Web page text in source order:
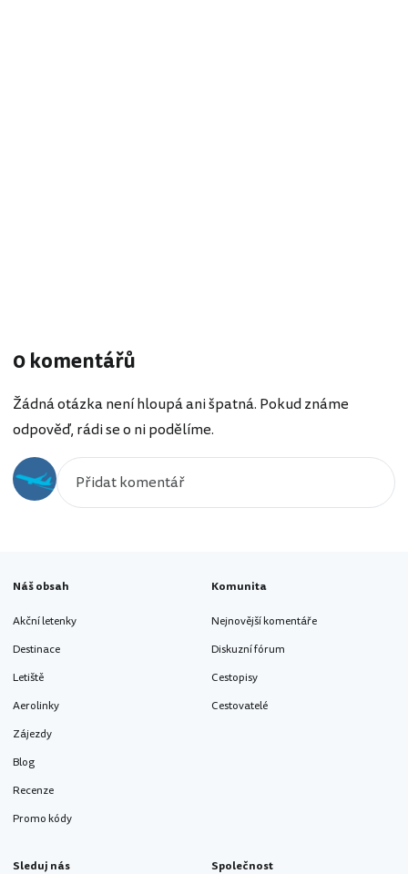
0 komentářů
Žádná otázka není hloupá ani špatná. Pokud známe
odpověď, rádi se o ni podělíme.
Náš obsah
Akční letenky
Destinace
Letiště
Aerolinky
Zájezdy
Blog
Recenze
Promo kódy
Komunita
Nejnovější komentáře
Diskuzní fórum
Cestopisy
Cestovatelé
Sleduj nás Společnost